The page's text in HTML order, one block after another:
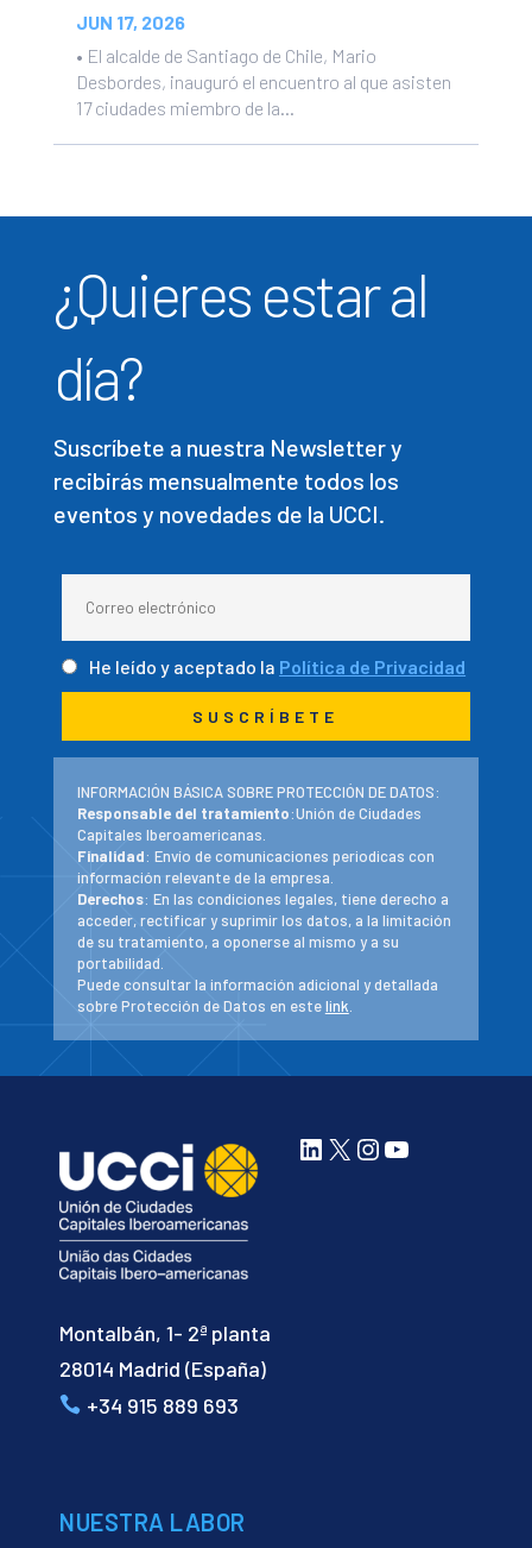
JUN 17, 2026
• El alcalde de Santiago de Chile, Mario
Desbordes, inauguró el encuentro al que asisten
17 ciudades miembro de la...
¿Quieres estar al
día?
Suscríbete a nuestra Newsletter y
recibirás mensualmente todos los
eventos y novedades de la UCCI.
He leído y aceptado la Política de Privacidad
INFORMACIÓN BÁSICA SOBRE PROTECCIÓN DE DATOS:
Responsable del tratamiento:Unión de Ciudades
Capitales Iberoamericanas.
Finalidad: Envío de comunicaciones periodicas con
información relevante de la empresa.
Derechos: En las condiciones legales, tiene derecho a
acceder, rectificar y suprimir los datos, a la limitación
de su tratamiento, a oponerse al mismo y a su
portabilidad.
Puede consultar la información adicional y detallada
sobre Protección de Datos en estelink
Montalbán, 1- 2ª planta
28014 Madrid (España)
+34 915 889 693
LinkedIn
X Instagram
YouTube
NUESTRA LABOR